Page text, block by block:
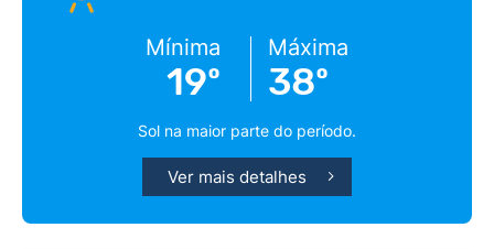
Mínima
19º
Máxima
38º
Sol na maior parte do período.
Ver mais detalhes